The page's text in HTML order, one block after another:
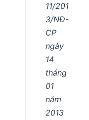
11/201
3/NĐ-
CP
ngày
14
tháng
01
năm
2013